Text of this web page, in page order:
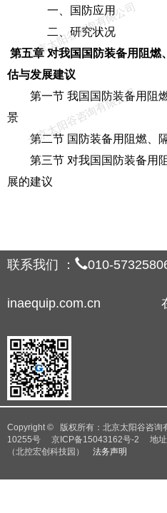
一、国防应用
二、研究状况
第五章 对我国国防装备用阻燃
估与发展建议
第一节 我国国防装备用阻
景
第二节 国防装备用阻燃、
第三节 对我国国防装备用
展的建议
北京太阳谷咨询有限公司
北京太阳谷咨询有限公司
联系我们 ： 010-
inaequip.com.cn 在
Copyright © 版权所有：北京太阳谷咨
10255号
京ICP备15043162号-2 地址
（北控宏创科技园） 法务声明